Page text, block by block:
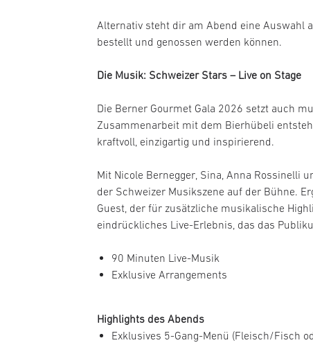
Alternativ steht dir am Abend eine Auswahl
bestellt und genossen werden können.
Die Musik: Schweizer Stars – Live on Stage
Die Berner Gourmet Gala 2026 setzt auch
Zusammenarbeit mit dem Bierhübeli
kraftvoll, einzigartig und inspirierend.
Mit Nicole Bernegger, Sina, Anna Rossinelli
der Schweizer Musikszene auf der Bühne.
Guest, der für zusätzliche musikalische
eindrückliches Live-Erlebnis, das das
90 Minuten Live-Musik
Exklusive Arrangements
Highlights des Abends
Exklusives 5-Gang-Menü (Fleisch/Fisch